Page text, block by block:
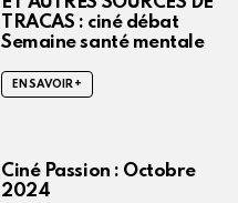
TRACAS : ciné débat
Semaine santé mentale
EN SAVOIR +
Ciné Passion : Octobre
2024